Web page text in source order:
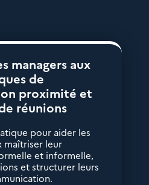
managers aux
de
proximité et
réunions
pour aider les
maîtriser leur
et informelle,
et structurer leurs